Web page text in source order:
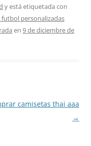
y está etiquetada con
futbol personalizadas
en 9 de diciembre de
camisetas thai aaa
→